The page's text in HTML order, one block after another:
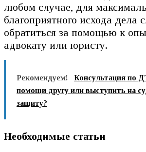
любом случае, для
благоприятного исхода дела
обратиться за помощью к
адвокату или юристу.
Рекомендуем!
Консультация по
помощи другу или выступить на
защиту?
Необходимые статьи